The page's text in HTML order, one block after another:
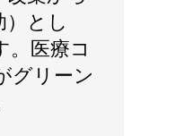
）とし
。医療コ
グリーン